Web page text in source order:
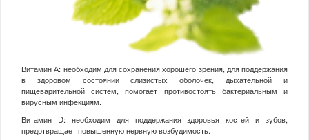
Витамин А: необходим для сохранения хорошего зрения, для поддержания
в здоровом состоянии слизистых оболочек, дыхательной и
пищеварительной систем, помогает противостоять бактериальным и
вирусным инфекциям.
Витамин D: необходим для поддержания здоровья костей и зубов,
предотвращает повышенную нервную возбудимость.